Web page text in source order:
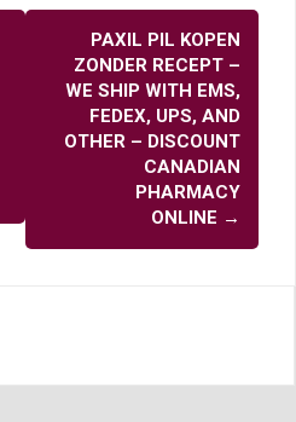
PAXIL PIL KOPEN
ZONDER RECEPT –
WE SHIP WITH EMS,
FEDEX, UPS, AND
OTHER – DISCOUNT
CANADIAN
PHARMACY
ONLINE →